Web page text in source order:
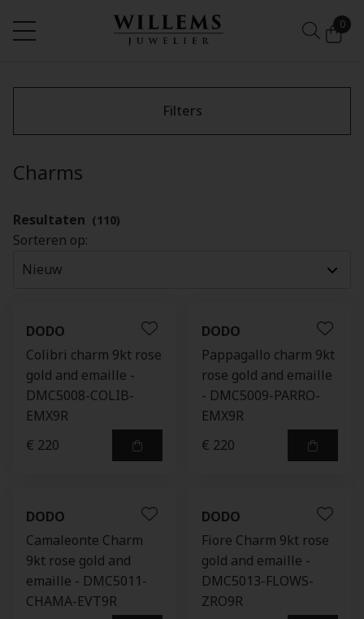
0
Filters
Charms
Resultaten (110)
Sorteren op:
DODO
Colibri charm 9kt rose
gold and emaille -
DMC5008-COLIB-
EMX9R
€ 220
DODO
Pappagallo charm 9kt
rose gold and emaille
- DMC5009-PARRO-
EMX9R
€ 220
DODO
Camaleonte Charm
9kt rose gold and
emaille - DMC5011-
CHAMA-EVT9R
DODO
Fiore Charm 9kt rose
gold and emaille -
DMC5013-FLOWS-
ZRO9R